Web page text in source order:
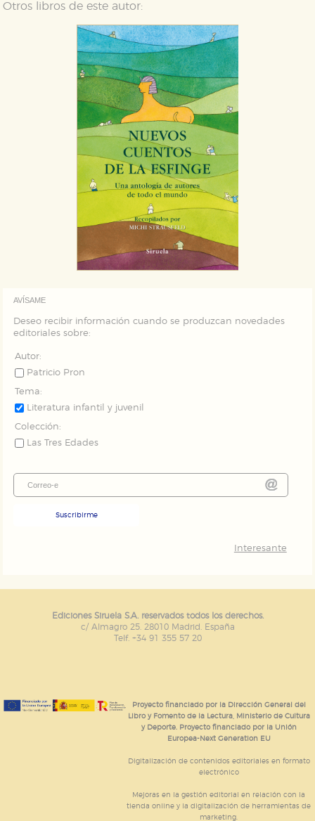
Otros libros de este autor:
AVÍSAME
Deseo recibir información cuando se produzcan novedades
editoriales sobre:
Autor:
Patricio Pron
Tema:
Literatura infantil y juvenil
Colección:
Las Tres Edades
Suscribirme
Interesante
Ediciones Siruela S.A. reservados todos los derechos.
c/ Almagro 25. 28010 Madrid. España
Telf. +34 91 355 57 20
Proyecto financiado por la Dirección General del
Libro y Fomento de la Lectura, Ministerio de Cultura
y Deporte. Proyecto financiado por la Unión
Europea-Next Generation EU
Digitalización de contenidos editoriales en formato
electrónico
Mejoras en la gestión editorial en relación con la
tienda online y la digitalización de herramientas de
marketing.
de navegación y optimizar el funcionamiento de
servicios para que no tenga que reconfigurarlos cada
vez que nos visita. La información es agregada y, por lo
tanto, es anónima.
Cookies de publicidad y redes sociales
Estas cookies son gestionadas por nuestros socios
publicitarios y se utilizan para mostrar publicidad
relevante para sus intereses en otros sitios. No
almacenan directamente información personal sino
que se basan en la identificación única de su
navegador y dispositivo de internet.
GUARDAR CONFIGURACIÓN
política de cookies